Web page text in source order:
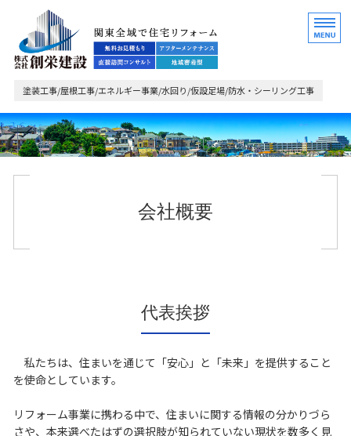
関東全域で住宅リフ
塗装工事/屋根工事/エネルギー事業/水回り/仮設足場/防水・シーリング工事
ホーム
業務内容・ご依頼の流れ
会社概要
代表挨拶
私たちは、住まいを通じて「安心」と「未来」を提供すること
を使命としています。
リフォーム事業に携わる中で、住まいに関する情報の分かりづら
さや、本来選べたはずの選択肢が知られていない現状を数多く見